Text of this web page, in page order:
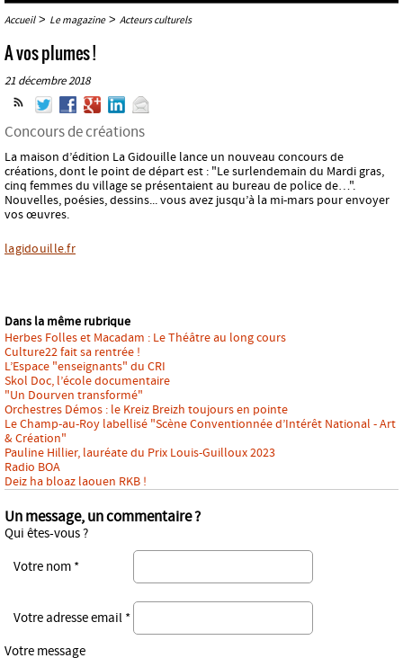
Accueil> Le magazine> Acteurs culturels
A vos plumes !
21 décembre 2018
Concours de créations
La maison d’édition La Gidouille lance un nouveau concours de
créations, dont le point de départ est : "Le surlendemain du Mardi gras,
cinq femmes du village se présentaient au bureau de police de…".
Nouvelles, poésies, dessins... vous avez jusqu’à la mi-mars pour envoyer
vos œuvres.
lagidouille.fr
Dans la même rubrique
Herbes Folles et Macadam : Le Théâtre au long cours
Culture22 fait sa rentrée !
L’Espace "enseignants" du CRI
Skol Doc, l’école documentaire
"Un Dourven transformé"
Orchestres Démos : le Kreiz Breizh toujours en pointe
Le Champ-au-Roy labellisé "Scène Conventionnée d’Intérêt National - Art
& Création"
Pauline Hillier, lauréate du Prix Louis-Guilloux 2023
Radio BOA
Deiz ha bloaz laouen RKB !
Un message, un commentaire ?
Qui êtes-vous ?
Votre nom *
Votre adresse email *
Votre message